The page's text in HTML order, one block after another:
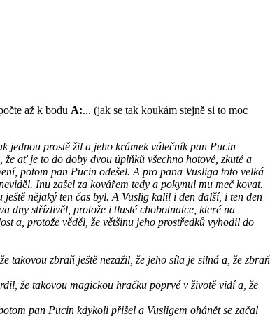
až k bodu A:... (jak se tak koukám stejně si to moc
jednou prostě žil a jeho krámek válečník pan Pucin
ať je to do doby dvou úplňků všechno hotové, zkuté a
potom pan Pucin odešel. A pro pana Vusliga toto velká
Inu zašel za kovářem tedy a pokynul mu meč kovat.
nějaký ten čas byl. A Vuslig kalil i den další, i ten den
dny střízlivěl, protože i tlusté chobotnatce, které na
a, protože věděl, že většinu jeho prostředků vyhodil do
takovou zbraň ještě nezažil, že jeho síla je silná a, že zbraň
že takovou magickou hračku poprvé v životě vidí a, že
pan Pucin kdykoli přišel a Vusligem ohánět se začal